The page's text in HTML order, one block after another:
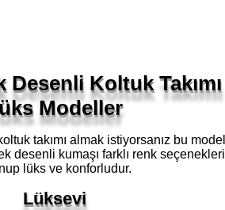
Desenli Koltuk Takımı
Modeller
takımı almak istiyorsanız bu model
desenli kumaşı farklı renk seçenekleri
lüks ve konforludur.
Lüksevi